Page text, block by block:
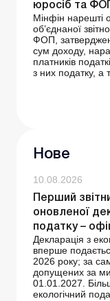
юросіб та ФОП
Мінфін нарешті
об’єднаної
ФОП,
сум доходу,
платників
з них податку, а
Нове
10.08.2026
Перший
оновленої
податку –
Декларація з
вперше
2026 року; за
допущених за
01.01.2027.
екологічний